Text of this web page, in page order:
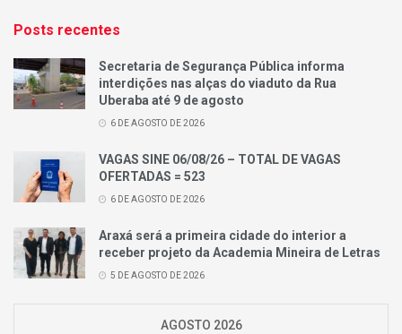
Posts recentes
Secretaria de Segurança Pública informa
interdições nas alças do viaduto da Rua
Uberaba até 9 de agosto
6 DE AGOSTO DE 2026
VAGAS SINE 06/08/26 – TOTAL DE VAGAS
OFERTADAS = 523
6 DE AGOSTO DE 2026
Araxá será a primeira cidade do interior a
receber projeto da Academia Mineira de Letras
5 DE AGOSTO DE 2026
AGOSTO 2026